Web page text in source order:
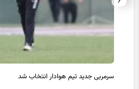
سرمربی جدید تیم هوادار انتخاب شد